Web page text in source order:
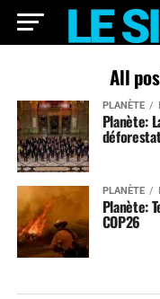
All
PLANÈTE
Planète:
PLANÈTE
Planète:
COP26